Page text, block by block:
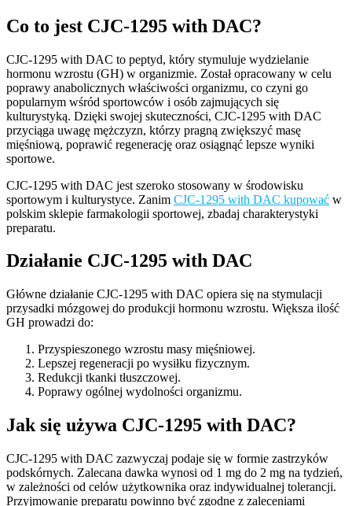
Co to jest CJC-1295 with DAC?
CJC-1295 with DAC to peptyd, który stymuluje wydzielanie
hormonu wzrostu (GH) w organizmie. Został opracowany w celu
poprawy anabolicznych właściwości organizmu, co czyni go
popularnym wśród sportowców i osób zajmujących się
kulturystyką. Dzięki swojej skuteczności, CJC-1295 with DAC
przyciąga uwagę mężczyzn, którzy pragną zwiększyć masę
mięśniową, poprawić regenerację oraz osiągnąć lepsze wyniki
sportowe.
CJC-1295 with DAC jest szeroko stosowany w środowisku
sportowym i kulturystyce. Zanim CJC-1295 with DAC kupować w
polskim sklepie farmakologii sportowej, zbadaj charakterystyki
preparatu.
Działanie CJC-1295 with DAC
Główne działanie CJC-1295 with DAC opiera się na stymulacji
przysadki mózgowej do produkcji hormonu wzrostu. Większa ilość
GH prowadzi do:
Przyspieszonego wzrostu masy mięśniowej.
Lepszej regeneracji po wysiłku fizycznym.
Redukcji tkanki tłuszczowej.
Poprawy ogólnej wydolności organizmu.
Jak się używa CJC-1295 with DAC?
CJC-1295 with DAC zazwyczaj podaje się w formie zastrzyków
podskórnych. Zalecana dawka wynosi od 1 mg do 2 mg na tydzień,
w zależności od celów użytkownika oraz indywidualnej tolerancji.
Przyjmowanie preparatu powinno być zgodne z zaleceniami